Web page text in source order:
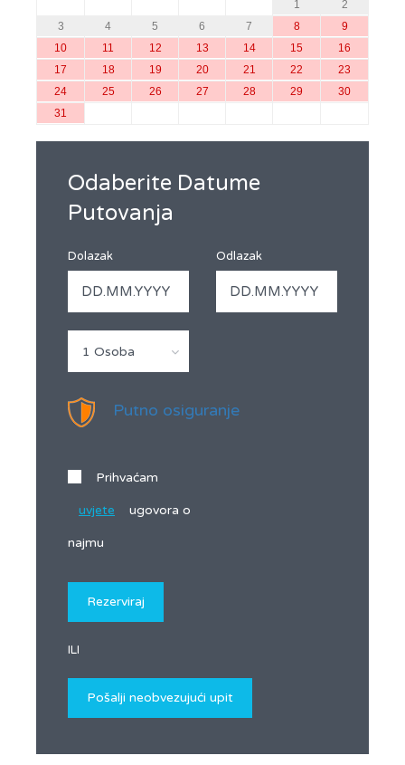
1
2
3
4 5 6 7 8
9
10
11 12 13 14 15
16
17
18 19 20 21 22
23
24
25 26 27 28 29
30
31
Odaberite Datume
Putovanja
Dolazak Odlazak
1 Osoba
Putno osiguranje
Prihvaćam
uvjete ugovora o
najmu
ILI